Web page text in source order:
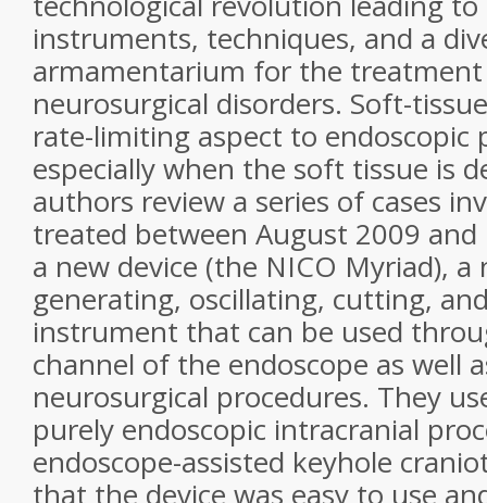
instruments, techniques, and a
armamentarium for the
neurosurgical disorders. Soft-
rate-limiting aspect to endoscopic
especially when the soft tissue is
authors review a series of cases
treated between August 2009
a new device (the NICO Myriad), a
generating, oscillating, cutting,
instrument that can be used
channel of the endoscope as well
neurosurgical procedures. They
purely endoscopic intracranial
endoscope-assisted keyhole
that the device was easy to use